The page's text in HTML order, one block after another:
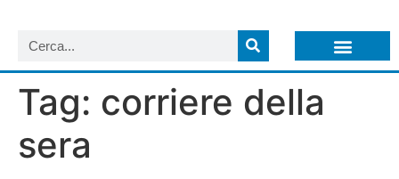
Tag: corriere della
sera